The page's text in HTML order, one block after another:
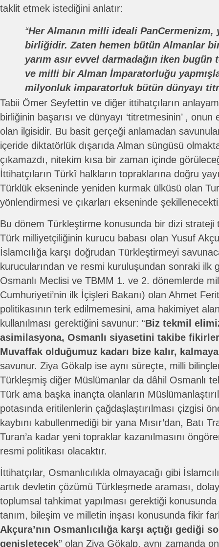
taklit etmek istediğini anlatır:
“Her Almanın milli ideali PanCermenizm,
birliğidir. Zaten hemen bütün Almanlar
yarım asır evvel darmadağın iken
ve milli bir Alman İmparatorluğu
milyonluk imparatorluk bütün dünyayı
Tabii Ömer Seyfettin ve diğer ittihatçıların
birliğinin başarısı ve dünyayı ‘titretmesinin’ ,
olan ilgisidir. Bu basit gerçeği anlamadan
içeride diktatörlük dışarıda Alman süngüsü
çıkamazdı, nitekim kısa bir zaman içinde
İttihatçıların Türkî halkların topraklarına doğru
Türklük ekseninde yeniden kurmak ülküsü olan
yönlendirmesi ve çıkarları ekseninde
Bu dönem Türkleştirme konusunda bir dizi strateji
Türk milliyetçiliğinin kurucu babası olan Yusuf
İslamcılığa karşı doğrudan Türkleştirmeyi
kurucularından ve resmi kuruluşundan sonraki ilk
Osmanlı Meclisi ve TBMM 1. ve 2. dönemlerde
Cumhuriyeti’nin ilk İçişleri Bakanı) olan Ahmet
politikasının terk edilmemesini, ama hakimiyet
kullanılması gerektiğini savunur: “Biz tekmil
asimilasyona, Osmanlı siyasetini takibe
Muvaffak olduğumuz kadarı bize kalır,
savunur. Ziya Gökalp ise aynı süreçte, milli
Türkleşmiş diğer Müslümanlar da dâhil Osmanlı
Türk ama başka inançta olanların
potasında eritilenlerin çağdaşlaştırılması çizgisi
kaybını kabullenmediği bir yana Mısır’dan, Batı
Turan’a kadar yeni topraklar kazanılmasını
resmi politikası olacaktır.
İttihatçılar, Osmanlıcılıkla olmayacağı gibi
artık devletin çözümü Türkleşmede araması,
toplumsal tahkimat yapılması gerektiği konusunda
tanım, bileşim ve milletin inşası konusunda fikir
Akçura’nın Osmanlıcılığa karşı açtığı gediği
genişletecek” olan Ziya Gökalp, aynı zamanda